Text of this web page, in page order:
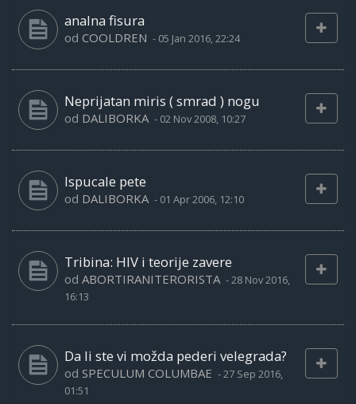
analna fisura
od COOLDREN - 05 Jan 2016, 22:24
Neprijatan miris ( smrad ) nogu
od DALIBORKA - 02 Nov 2008, 10:27
Ispucale pete
od DALIBORKA - 01 Apr 2006, 12:10
Tribina: HIV i teorije zavere
od ABORTIRANITERORISTA -28 Nov 2016,
16:13
Da li ste vi možda pederi velegrada?
od SPECULUM COLUMBAE -27 Sep 2016,
01:51